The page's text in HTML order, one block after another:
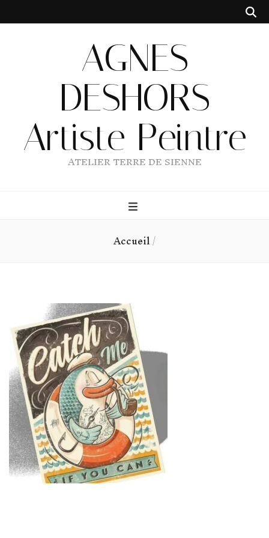
AGNES
DESHORS
Artiste Peintre
ATELIER TERRE DE SIENNE
Accueil/